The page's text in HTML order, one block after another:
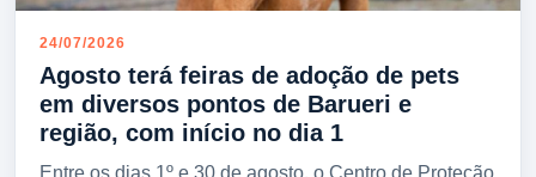
24/07/2026
Agosto terá feiras de adoção de pets
em diversos pontos de Barueri e
região, com início no dia 1